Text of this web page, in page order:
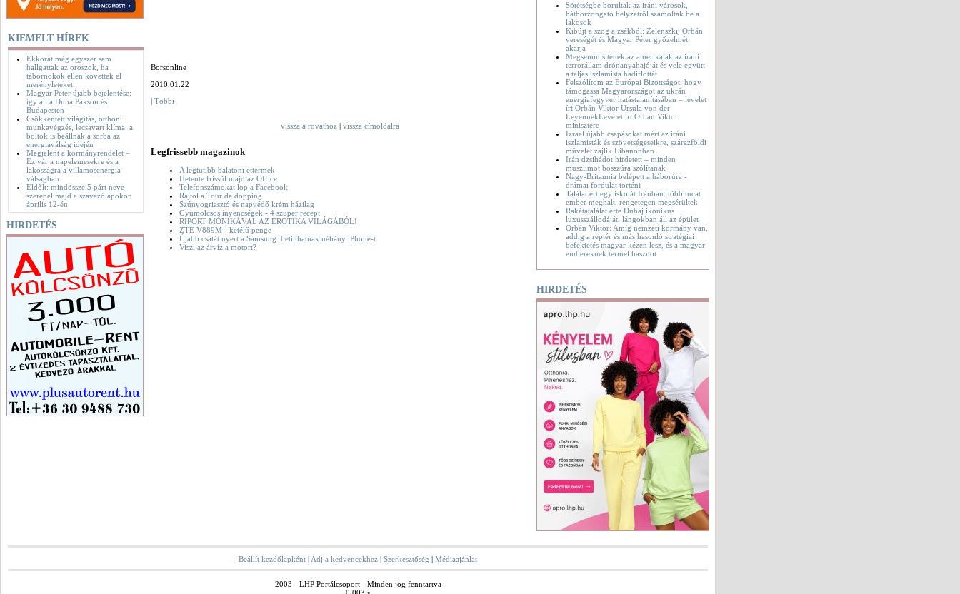
KIEMELT HÍREK
Ekkorát még egyszer sem
hallgattak az oroszok, ha
tábornokok ellen követtek el
merényleteket
Magyar Péter újabb bejelentése:
így áll a Duna Pakson és
Budapesten
Csökkentett világítás, otthoni
munkavégzés, lecsavart klíma: a
boltok is beállnak a sorba az
energiaválság idején
Megjelent a kormányrendelet –
Ez vár a napelemesekre és a
lakosságra a villamosenergia-
válságban
Eldőlt: mindössze 5 párt neve
szerepel majd a szavazólapokon
április 12-én
HIRDETÉS
Borsonline
2010.01.22
Többi
vissza a rovathoz vissza címoldalra
Legfrissebb magazinok
A legtutibb balatoni éttermek
Hetente frissül majd az Office
Telefonszámokat lop a Facebook
Rajtol a Tour de dopping
Szúnyogriasztó és napvédő krém házilag
Gyümölcsös ínyencségek - 4 szuper recept
RIPORT MÓNIKÁVAL AZ EROTIKA VILÁGÁBÓL!
ZTE V889M - kétélű penge
Újabb csatát nyert a Samsung: betilthatnak néhány iPhone-t
Viszi az árvíz a motort?
Sötétségbe borultak az iráni városok,
hátborzongató helyzetről számoltak be a
lakosok
Kibújt a szög a zsákból: Zelenszkij Orbán
vereségét és Magyar Péter győzelmét
akarja
Megsemmisítették az amerikaiak az iráni
terrorállam drónanyahajóját és vele együtt
a teljes iszlamista hadiflottát
Felszólítom az Európai Bizottságot, hogy
támogassa Magyarországot az ukrán
energiafegyver hatástalanításában – levelet
írt Orbán Viktor Ursula von der
LeyennekLevelet írt Orbán Viktor
minisztere
Izrael újabb csapásokat mért az iráni
iszlamisták és szövetségeseikre, szárazföldi
művelet zajlik Libanonban
Irán dzsihádot hirdetett – minden
muszlimot bosszúra szólítanak
Nagy-Britannia belépett a háborúra -
drámai fordulat történt
Találat ért egy iskolát Iránban: több tucat
ember meghalt, rengetegen megsérültek
Rakétatalálat érte Dubaj ikonikus
luxusszállodáját, lángokban áll az épület
Orbán Viktor: Amíg nemzeti kormány van,
addig a reptér és más hasonló stratégiai
befektetés magyar kézen lesz, és a magyar
embereknek termel hasznot
HIRDETÉS
Beállít kezdőlapként | Adj a kedvencekhez | Szerkesztőség | Médiaajánlat
2003 - LHP Portálcsoport - Minden jog fenntartva